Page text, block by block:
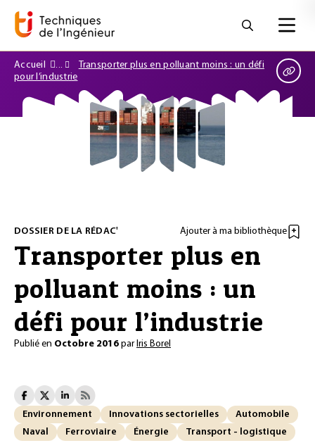
Accueil
Transporter plus en polluant moins : un défi
pour l’industrie
DOSSIER DE LA RÉDAC' Ajouter à ma bibliothèque
Transporter plus en
polluant moins : un
défi pour l’industrie
Publié en Octobre 2016 parIris Borel
Environnement Innovations sectorielles
Automobile
Naval
Ferroviaire Énergie Transport - logistique